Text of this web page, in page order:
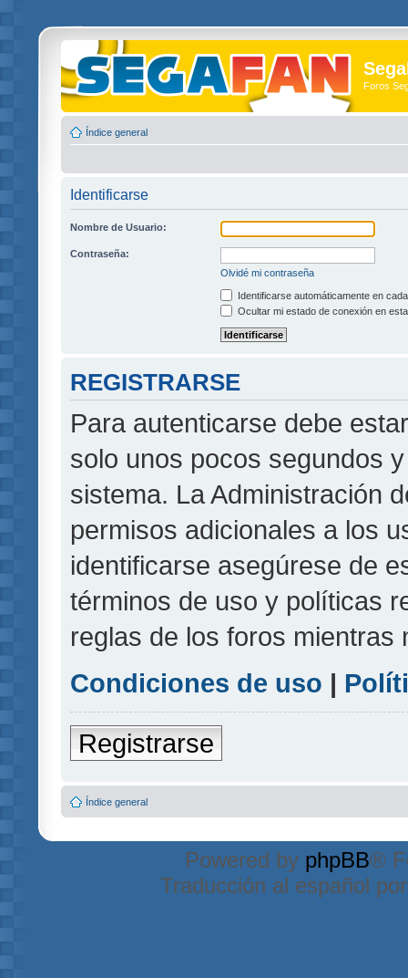
Foros
Índice general
Identificarse
Nombre de Usuario:
Contraseña:
Olvidé mi contraseña
Identificarse automáticamente en
Ocultar mi estado de conexión en
REGISTRARSE
Para autenticarse debe
solo unos pocos segundos
sistema. La Administración
permisos adicionales a los
identificarse asegúrese de
términos de uso y políticas
reglas de los foros mientras
Condiciones de uso |
Registrarse
Índice general
Powered by phpBB®
Traducción al español